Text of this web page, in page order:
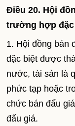
Điều 20. Hội
trường hợp
1. Hội đồng bán
đặc biệt được
nước, tài sản là
phức tạp hoặc
chức bán đấu
đấu giá.